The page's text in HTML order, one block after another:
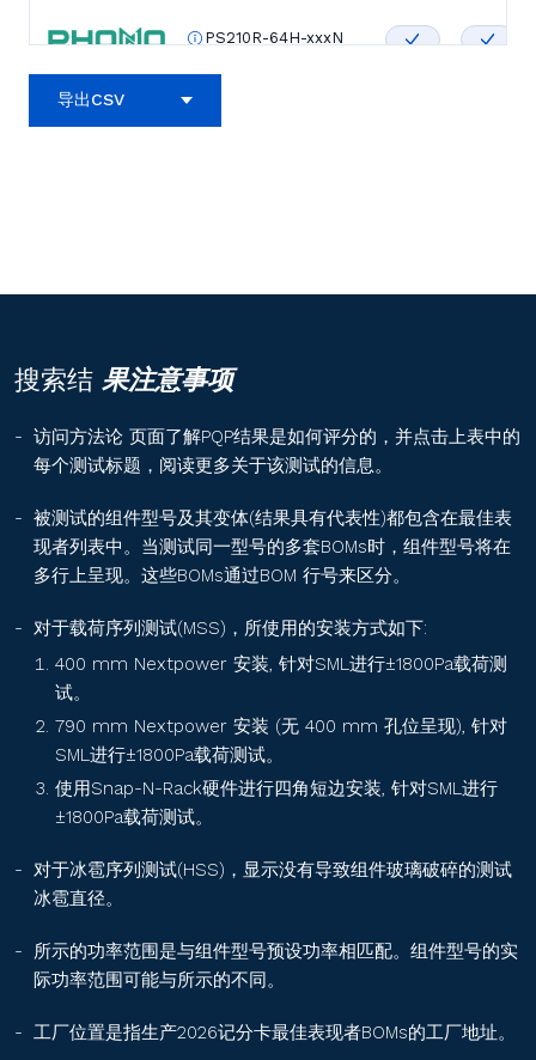
PS210R-64H-xxxN
PS210R-60H-xxxN
SEG-xxx-BTD-BG
TS-BGT66(xxx)
TS-BGT60(xxx)
导出CSV
搜索结 果注意事项
访问方法论 页面了解PQP结果是如何评分的，并点击上表中的
每个测试标题，阅读更多关于该测试的信息。
被测试的组件型号及其变体(结果具有代表性)都包含在最佳表
现者列表中。当测试同一型号的多套BOMs时，组件型号将在
多行上呈现。这些BOMs通过BOM 行号来区分。
对于载荷序列测试(MSS)，所使用的安装方式如下:
400 mm Nextpower 安装, 针对SML进行±1800Pa载荷测
试。
790 mm Nextpower 安装 (无 400 mm 孔位呈现), 针对
SML进行±1800Pa载荷测试。
使用Snap-N-Rack硬件进行四角短边安装, 针对SML进行
±1800Pa载荷测试。
对于冰雹序列测试(HSS)，显示没有导致组件玻璃破碎的测试
冰雹直径。
所示的功率范围是与组件型号预设功率相匹配。组件型号的实
际功率范围可能与所示的不同。
工厂位置是指生产2026记分卡最佳表现者BOMs的工厂地址。